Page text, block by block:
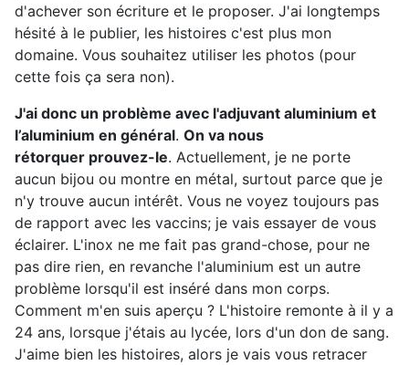
d'achever son écriture et le proposer. J'ai longtemps
hésité à le publier, les histoires c'est plus mon
domaine. Vous souhaitez utiliser les photos (pour
cette fois ça sera non).
J'ai donc un problème avec l'adjuvant aluminium et
l’aluminium en général. On va nous
rétorquer prouvez-le. Actuellement, je ne porte
aucun bijou ou montre en métal, surtout parce que je
n'y trouve aucun intérêt. Vous ne voyez toujours pas
de rapport avec les vaccins; je vais essayer de vous
éclairer. L'inox ne me fait pas grand-chose, pour ne
pas dire rien, en revanche l'aluminium est un autre
problème lorsqu'il est inséré dans mon corps.
Comment m'en suis aperçu ? L'histoire remonte à il y a
24 ans, lorsque j'étais au lycée, lors d'un don de sang.
J'aime bien les histoires, alors je vais vous retracer